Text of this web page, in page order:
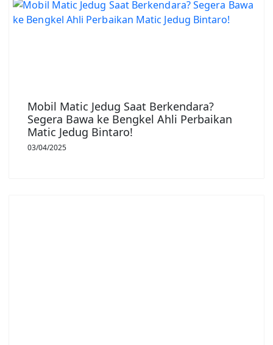
Mobil Matic Jedug Saat Berkendara?
Segera Bawa ke Bengkel Ahli Perbaikan
Matic Jedug Bintaro!
03/04/2025